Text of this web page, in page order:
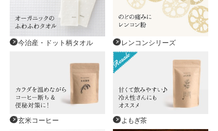
今治産・ドット柄タオル レンコンシリーズ
玄米コーヒー よもぎ茶